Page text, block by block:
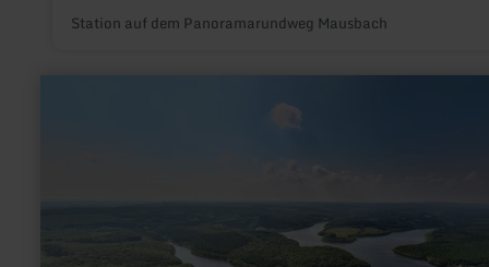
Station auf dem Panoramarundweg Mausbach
Landschaft